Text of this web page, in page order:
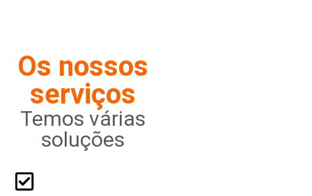
Os nossos
serviços
Temos várias
soluções